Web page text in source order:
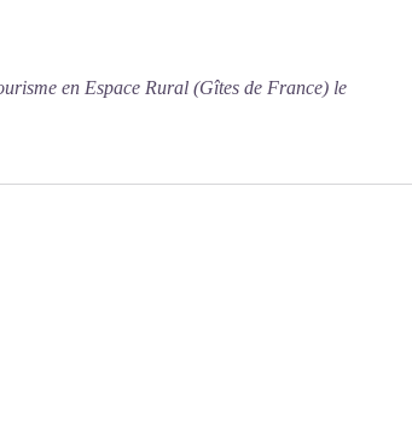
en Espace Rural (Gîtes de France) le